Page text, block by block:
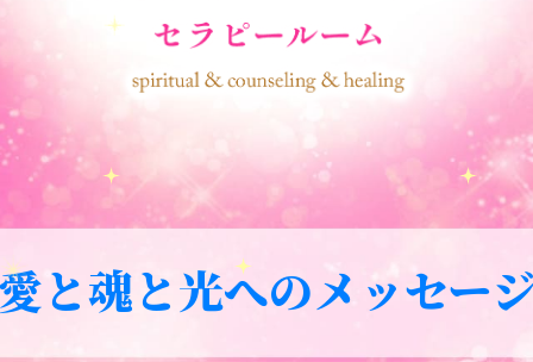
と魂と光へのメッセー